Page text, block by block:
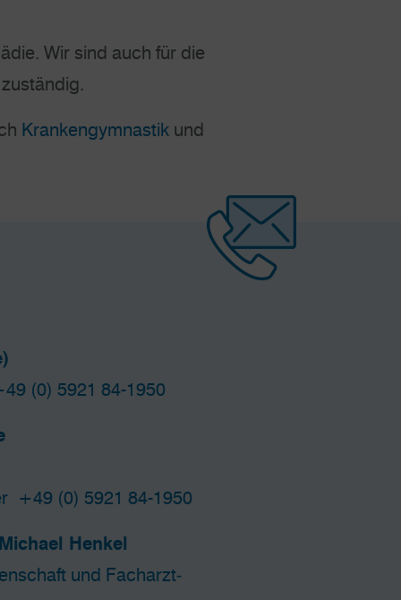
Wir sind auch für die
Krankengymnastik und
(0) 5921 84-1950
+49 (0) 5921 84-1950
Henkel
und Facharzt­